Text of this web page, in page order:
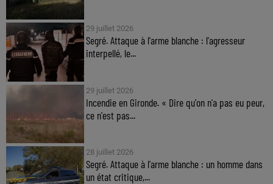
29 juillet 2026
Segré. Attaque à l'arme blanche : l'agresseur
interpellé, le...
29 juillet 2026
Incendie en Gironde. « Dire qu'on n'a pas eu peur,
ce n'est pas...
28 juillet 2026
Segré. Attaque à l'arme blanche : un homme dans
un état critique,...